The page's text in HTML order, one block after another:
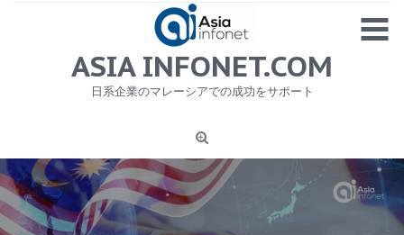
MENU
1
ニュース
労務サービス
プライバシーポリシー及び著作権について
ASIA INFONET.COM
日系企業のマレーシアでの成功をサポート